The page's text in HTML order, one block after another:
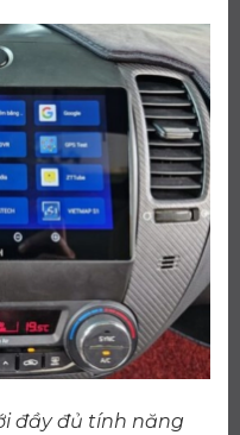
đầy đủ tính năng